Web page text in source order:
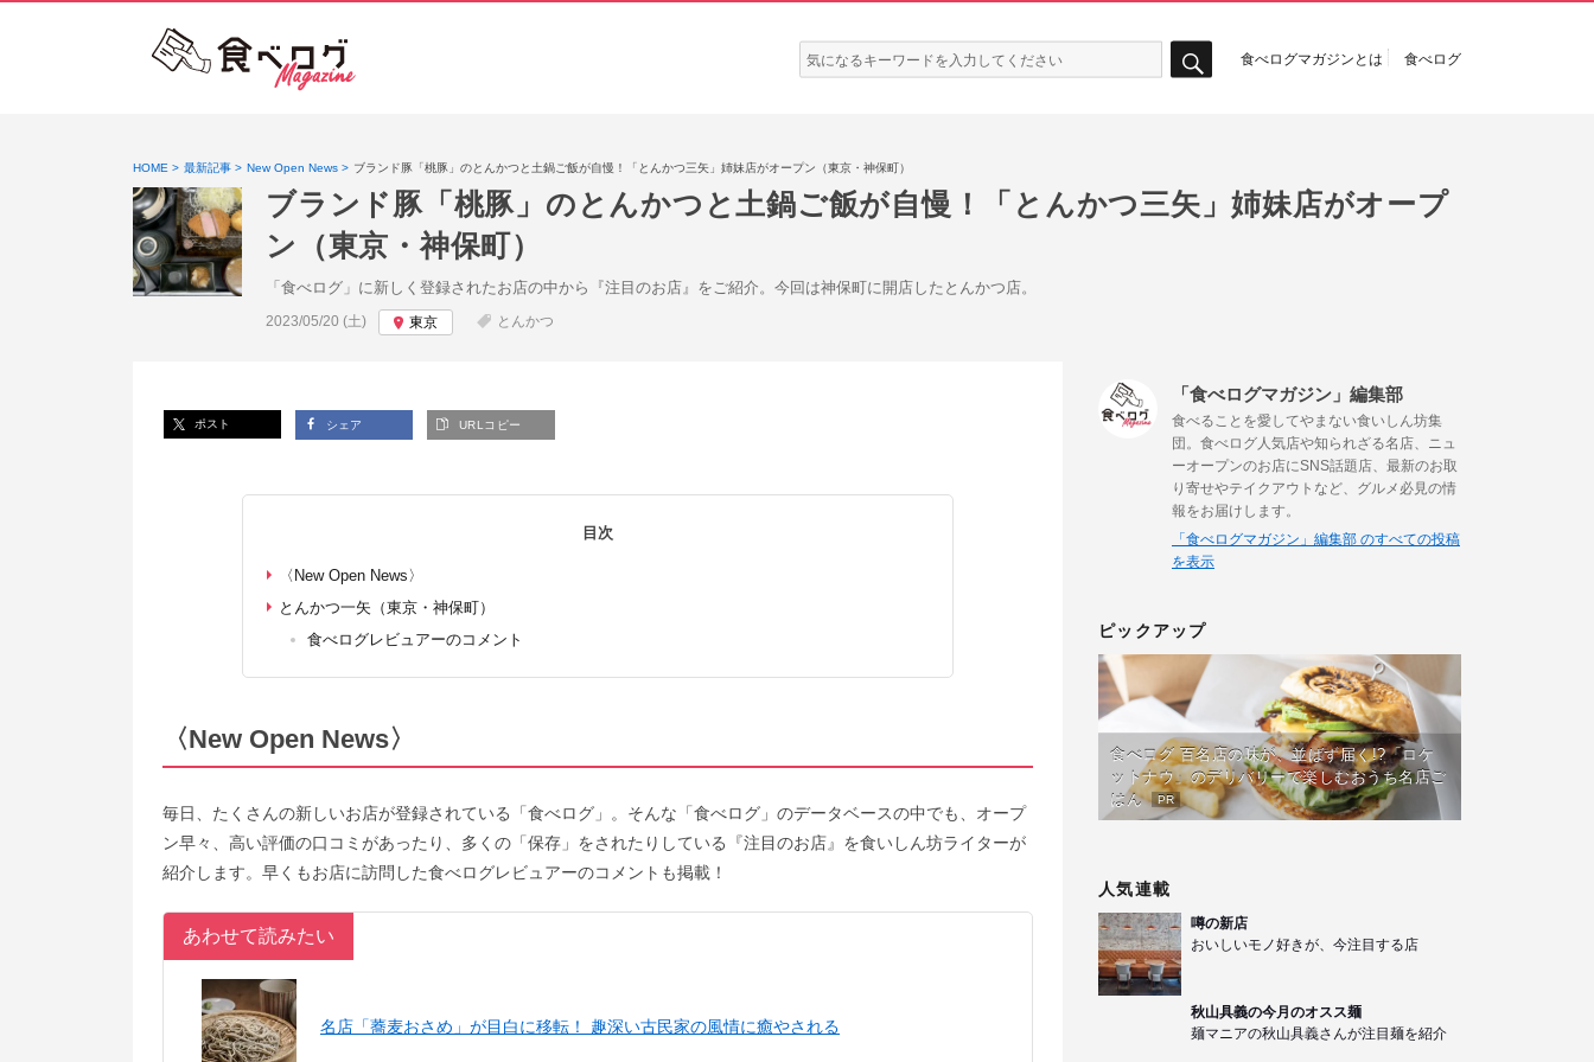
検
索:
食べログマガジンとは 食べログ
HOME 最新記事 New Open News ブランド豚「桃豚」のとんかつと土鍋ご飯が自慢！「とんかつ三矢」姉妹店がオープン（東京・神保町）
ブランド豚「桃豚」のとんかつと土鍋ご飯が自慢！「とんかつ三矢」姉妹店がオープ
ン（東京・神保町）
「食べログ」に新しく登録されたお店の中から『注目のお店』をご紹介。今回は神保町に開店したとんかつ店。
投稿日:
2023/05/20 (土) 東京 とんかつ
ポスト シェア URLコピー
目次
〈New Open News〉
とんかつ一矢（東京・神保町）
食べログレビュアーのコメント
〈New Open News〉
毎日、たくさんの新しいお店が登録されている「食べログ」。そんな「食べログ」のデータベースの中でも、オープ
ン早々、高い評価の口コミがあったり、多くの「保存」をされたりしている『注目のお店』を食いしん坊ライターが
紹介します。早くもお店に訪問した食べログレビュアーのコメントも掲載！
あわせて読みたい
名店「蕎麦おさめ」が目白に移転！ 趣深い古民家の風情に癒やされる
「食べログマガジン」編集部
食べることを愛してやまない食いしん坊集
団。食べログ人気店や知られざる名店、ニュ
ーオープンのお店にSNS話題店、最新のお取
り寄せやテイクアウトなど、グルメ必見の情
報をお届けします。
「食べログマガジン」編集部 のすべての投稿
を表示
ピックアップ
食べログ 百名店の味が、並ばず届く!?「ロケ
ットナウ」のデリバリーで楽しむおうち名店ご
はん
PR
人気連載
噂の新店
おいしいモノ好きが、今注目する店
秋山具義の今月のオスス麺
麺マニアの秋山具義さんが注目麺を紹介